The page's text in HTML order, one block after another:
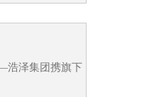
浩泽集团携旗下